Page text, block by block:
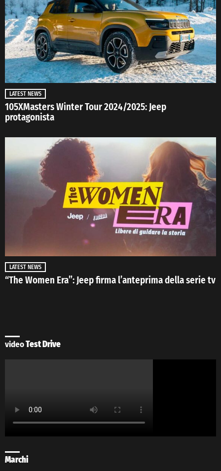
LATEST NEWS
105XMasters Winter Tour 2024/2025: Jeep
protagonista
LATEST NEWS
“The Women Era”: Jeep firma l’anteprima della serie tv
videoTest Drive
Marchi